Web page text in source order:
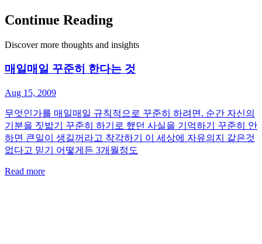
Continue Reading
Discover more thoughts and insights
매일매일 꾸준히 한다는 것
Aug 15, 2009
무엇인가를 매일매일 규칙적으로 꾸준히 하려면. 순간 자신의
기분을 짓밟기 꾸준히 하기로 했던 사실을 기억하기 꾸준히 안
하면 큰일이 생길꺼라고 착각하기 이 세상에 자유의지 같은것
없다고 믿기 어떻게든 3개월정도
Read more